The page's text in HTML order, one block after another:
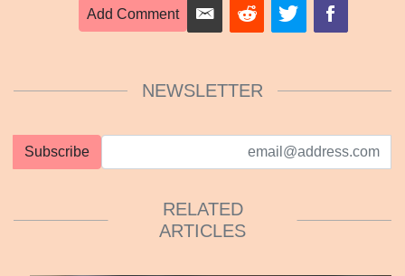
Add Comment
NEWSLETTER
Subscribe
RELATED
ARTICLES